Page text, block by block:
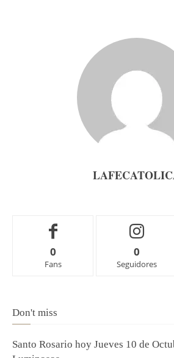
0
Fans
0
Seguidores
Don't miss
Santo Rosario hoy Jueves 10 de